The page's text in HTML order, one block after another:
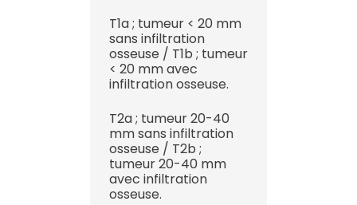
T1a ; tumeur < 20 mm
sans infiltration
osseuse / T1b ; tumeur
< 20 mm avec
infiltration osseuse.
T2a ; tumeur 20-40
mm sans infiltration
osseuse / T2b ;
tumeur 20-40 mm
avec infiltration
osseuse.